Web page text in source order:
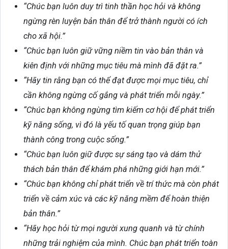
“Chúc bạn luôn duy trì tinh thần học hỏi và không
ngừng rèn luyện bản thân để trở thành người có ích
cho xã hội.”
“Chúc bạn luôn giữ vững niềm tin vào bản thân và
kiên định với những mục tiêu mà mình đã đặt ra.”
“Hãy tin rằng bạn có thể đạt được mọi mục tiêu, chỉ
cần không ngừng cố gắng và phát triển mỗi ngày.”
“Chúc bạn không ngừng tìm kiếm cơ hội để phát triển
kỹ năng sống, vì đó là yếu tố quan trọng giúp bạn
thành công trong cuộc sống.”
“Chúc bạn luôn giữ được sự sáng tạo và dám thử
thách bản thân để khám phá những giới hạn mới.”
“Chúc bạn không chỉ phát triển về trí thức mà còn phát
triển về cảm xúc và các kỹ năng mềm để hoàn thiện
bản thân.”
“Hãy học hỏi từ mọi người xung quanh và từ chính
những trải nghiệm của mình. Chúc bạn phát triển toàn